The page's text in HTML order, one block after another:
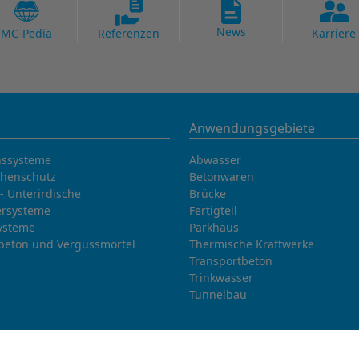
MC-Pedia Referenzen News Karriere
Unterirdische
und Vergussmörtel
Anwendungsgebiete
Abwasser
Betonwaren
Brücke
Fertigteil
Parkhaus
Thermische Kraftwerke
Transportbeton
Trinkwasser
Tunnelbau